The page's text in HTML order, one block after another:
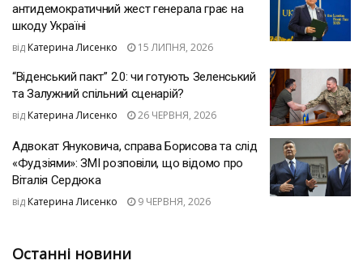
антидемократичний жест генерала грає на
шкоду Україні
від Катерина Лисенко 15 ЛИПНЯ, 2026
“Віденський пакт” 2.0: чи готують Зеленський
та Залужний спільний сценарій?
від Катерина Лисенко 26 ЧЕРВНЯ, 2026
Адвокат Януковича, справа Борисова та слід
«Фудзіями»: ЗМІ розповіли, що відомо про
Віталія Сердюка
від Катерина Лисенко 9 ЧЕРВНЯ, 2026
Останні новини